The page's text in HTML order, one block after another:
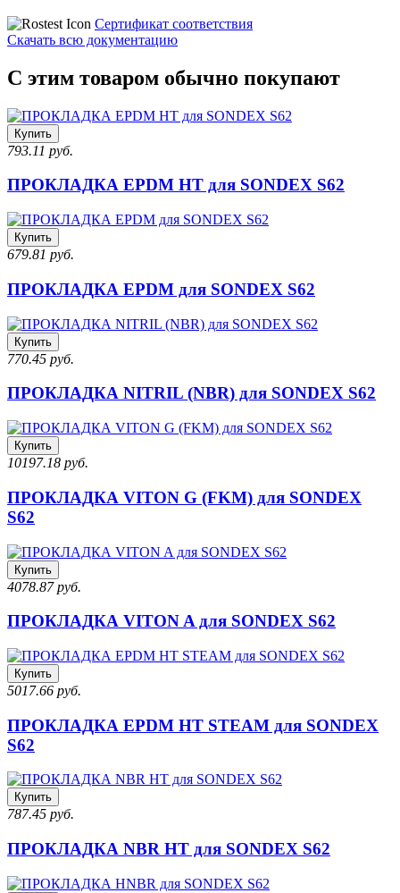
Сертификат соответствия
Скачать всю документацию
С этим товаром обычно покупают
Купить
793.11 руб.
ПРОКЛАДКА EPDM HT для SONDEX S62
Купить
679.81 руб.
ПРОКЛАДКА EPDM для SONDEX S62
Купить
770.45 руб.
ПРОКЛАДКА NITRIL (NBR) для SONDEX S62
Купить
10197.18 руб.
ПРОКЛАДКА VITON G (FKM) для SONDEX
S62
Купить
4078.87 руб.
ПРОКЛАДКА VITON A для SONDEX S62
Купить
5017.66 руб.
ПРОКЛАДКА EPDM HT STEAM для SONDEX
S62
Купить
787.45 руб.
ПРОКЛАДКА NBR HT для SONDEX S62